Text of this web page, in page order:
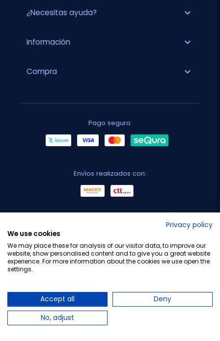
¿Necesitas ayuda? expand_more
Información expand_more
Compra expand_more
Pago seguro:
Envíos realizados con:
Privacy policy
We use cookies
We may place these for analysis of our visitor data, to improve our
website, show personalised content and to give you a great website
experience. For more information about the cookies we use open the
settings.
Accept all
Deny
No, adjust